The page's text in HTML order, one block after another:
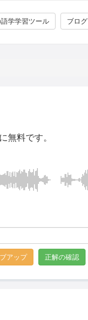
ブログ
学学習ツール
無料です。
正解の確認
アップ